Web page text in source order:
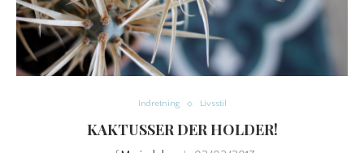
Indretning Livsstil
KAKTUSSER DER HOLDER!